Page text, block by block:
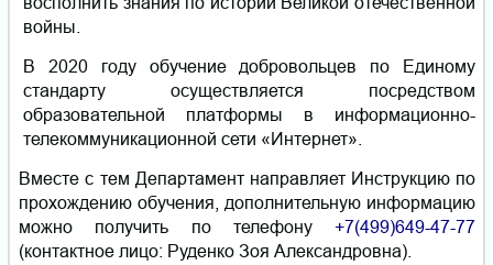
войны.
В 2020 году обучение добровольцев по Единому
стандарту осуществляется посредством
образовательной платформы в информационно-
телекоммуникационной сети «Интернет».
Вместе с тем Департамент направляет Инструкцию по
прохождению обучения, дополнительную информацию
можно получить по телефону +7(499)649-47-77
(контактное лицо: Руденко Зоя Александровна).